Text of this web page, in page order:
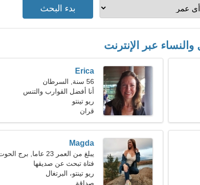
والنساء عبر الإنترنت
Erica
56 سنة, السرطان
أنا أفضل القوارب والتنس
ريو تينتو
قران
Magda
يبلغ من العمر 23 عاما, برج الحوت
فتاة تبحث عن صديقها
ريو تينتو، البرتغال
صداقة